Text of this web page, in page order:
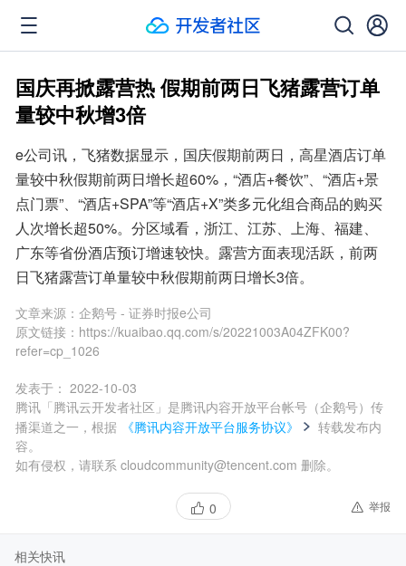
国庆再掀露营热 假期前两日飞猪露营订单
量较中秋增3倍
e公司讯，飞猪数据显示，国庆假期前两日，高星酒店订单
量较中秋假期前两日增长超60%，“酒店+餐饮”、“酒店+景
点门票”、“酒店+SPA”等“酒店+X”类多元化组合商品的购买
人次增长超50%。分区域看，浙江、江苏、上海、福建、
广东等省份酒店预订增速较快。露营方面表现活跃，前两
日飞猪露营订单量较中秋假期前两日增长3倍。
文章来源： 企鹅号 - 证券时报e公司
原文链接： https://kuaibao.qq.com/s/20221003A04ZFK00?
refer=cp_1026
发表于： 2022-10-03
腾讯「腾讯云开发者社区」是腾讯内容开放平台帐号（企鹅号）传
播渠道之一，根据
《腾讯内容开放平台服务协议》
转载发布内
容。
如有侵权，请联系 cloudcommunity@tencent.com 删除。
0 举报
相关快讯